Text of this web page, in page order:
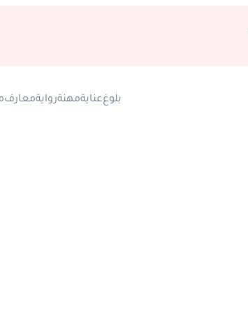
بلوغعنايةمهنةروايةمعارف